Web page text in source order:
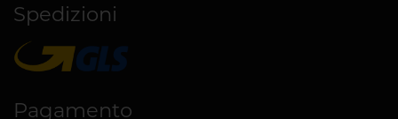
Spedizioni
Pagamento